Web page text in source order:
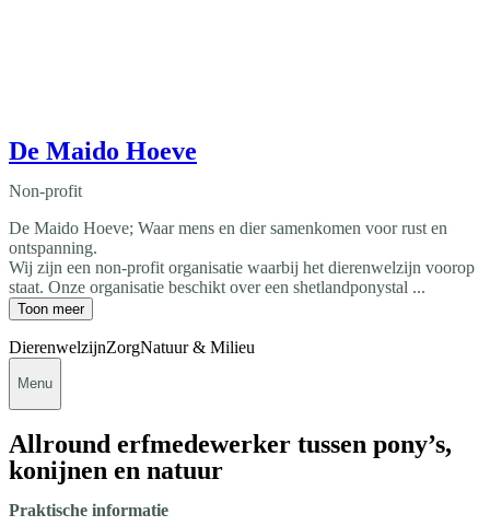
De Maido Hoeve
Non-profit
De Maido Hoeve; Waar mens en dier samenkomen voor rust en
ontspanning.
Wij zijn een non-profit organisatie waarbij het dierenwelzijn voorop
staat. Onze organisatie beschikt over een shetlandponystal ...
Toon meer
DierenwelzijnZorgNatuur & Milieu
Menu
Allround erfmedewerker tussen pony’s,
konijnen en natuur
Praktische informatie